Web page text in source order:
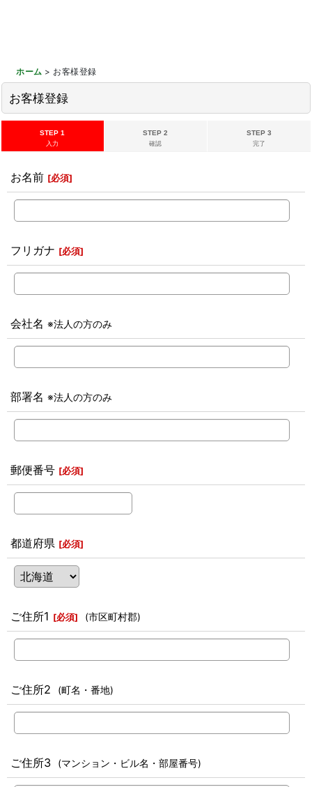
ホーム > お客様登録
お客様登録
STEP 1
入力
STEP 2
確認
STEP 3
完了
お名前 [必須]
フリガナ [必須]
会社名 ※法人の方のみ
部署名 ※法人の方のみ
郵便番号 [必須]
都道府県 [必須]
ご住所1 [必須] (市区町村郡)
ご住所2 (町名・番地)
ご住所3 (マンション・ビル名・部屋番号)